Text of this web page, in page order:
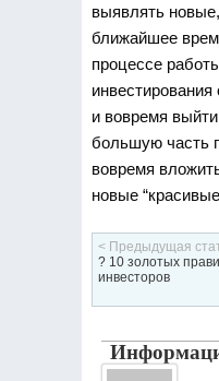
выявлять
ближайшее
процессе
и вовремя
большую часть
вовремя
новые
< Предыдущая
? 10 золотых
инвесторов